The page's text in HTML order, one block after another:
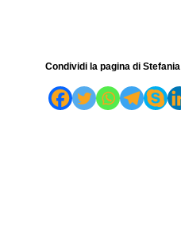
Condividi la pagina di